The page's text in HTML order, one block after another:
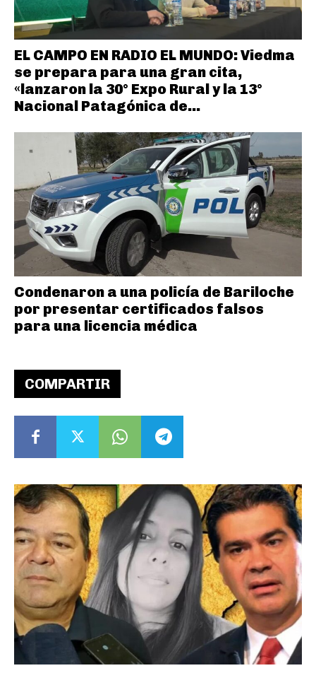
COMPARTIR
EL CAMPO EN RADIO EL MUNDO: Viedma
se prepara para una gran cita,
«lanzaron la 30° Expo Rural y la 13°
Nacional Patagónica de...
Condenaron a una policía de Bariloche
por presentar certificados falsos
para una licencia médica